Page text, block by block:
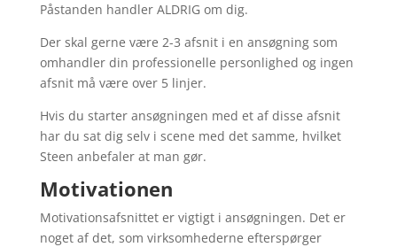
Påstanden handler ALDRIG om dig.
Der skal gerne være 2-3 afsnit i en ansøgning som
omhandler din professionelle personlighed og ingen
afsnit må være over 5 linjer.
Hvis du starter ansøgningen med et af disse afsnit
har du sat dig selv i scene med det samme, hvilket
Steen anbefaler at man gør.
Motivationen
Motivationsafsnittet er vigtigt i ansøgningen. Det er
noget af det, som virksomhederne efterspørger